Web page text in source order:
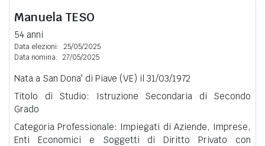
Manuela TESO
54 anni
Data elezioni: 25/05/2025
Data nomina: 27/05/2025
Nata a San Dona' di Piave (VE) il 31/03/1972
Titolo di Studio: Istruzione Secondaria di Secondo
Grado
Categoria Professionale: Impiegati di Aziende, Imprese,
Enti Economici e Soggetti di Diritto Privato con